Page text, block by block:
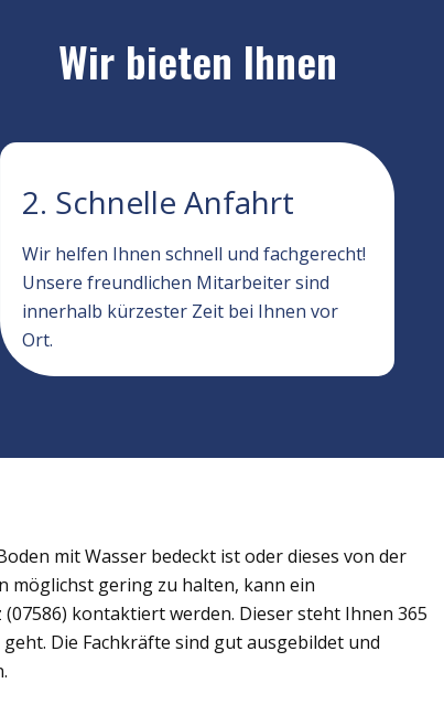
Wir bieten Ihnen
2. Schnelle Anfahrt
Wir helfen Ihnen schnell und fachgerecht!
Unsere freundlichen Mitarbeiter sind
innerhalb kürzester Zeit bei Ihnen vor
Ort.
mit Wasser bedeckt ist oder dieses von der
möglichst gering zu halten, kann ein
kontaktiert werden. Dieser steht Ihnen 365
Die Fachkräfte sind gut ausgebildet und